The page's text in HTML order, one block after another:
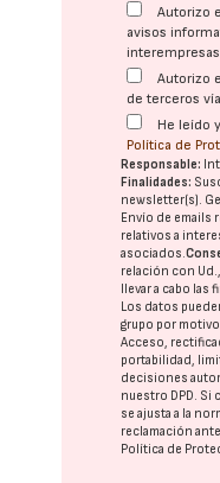
Autorizo
avisos
Autorizo
de terceros
He leído
Política de
Responsable:
Finalidades:
newsletter(s).
Envío de emails
relativos a
asociados.
relación con
llevar a cabo las
Los datos
grupo por
Acceso,
portabilidad,
decisiones
nuestro DPD. Si
se ajusta a la
reclamación
Política de